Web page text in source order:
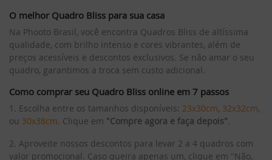
O melhor Quadro Bliss para sua casa
Na Phooto Brasil, você encontra Quadros Bliss de altíssima
qualidade, com brilho intenso e cores vibrantes, além de
preços acessíveis e descontos exclusivos. Se não amar o seu
quadro, garantimos a troca sem custo adicional.
Como comprar seu Quadro Bliss online em 7 passos
1. Escolha entre os tamanhos disponíveis: 23x30cm, 32x32cm,
ou 30x38cm. Clique em "Compre agora e faça depois".
2. Aproveite nossos descontos para levar 2 a 4 quadros com
valor promocional. Caso queira apenas um, clique em "Não,